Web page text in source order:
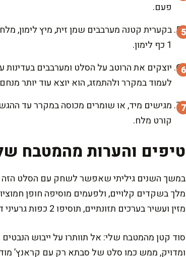
פעם.
בקערית קטנה מערבבים שמן זית, מיץ לימון,
1 כף לימון.
לעמוד במקרר ולהתמזג, הוא יוצא עוד יותר
מגישים מיד, או שומרים מכוסה במקרר עד
קורט מלח.
טיפים והערות מהמטבח
במשך השנים גיליתי שאפשר לשחק עם הסלט הזה
מלך בשקדים קלויים, ולפעמים מוסיפה חופן
מזין ועשיר בערכים תזונתיים, תוסיפו 2 כפות גרעיני דלעת או חמנייה קלויים, וזה יוצא מושלם.
סוד קטן מהמטבח שלי: אל תוותרו על ייבוש